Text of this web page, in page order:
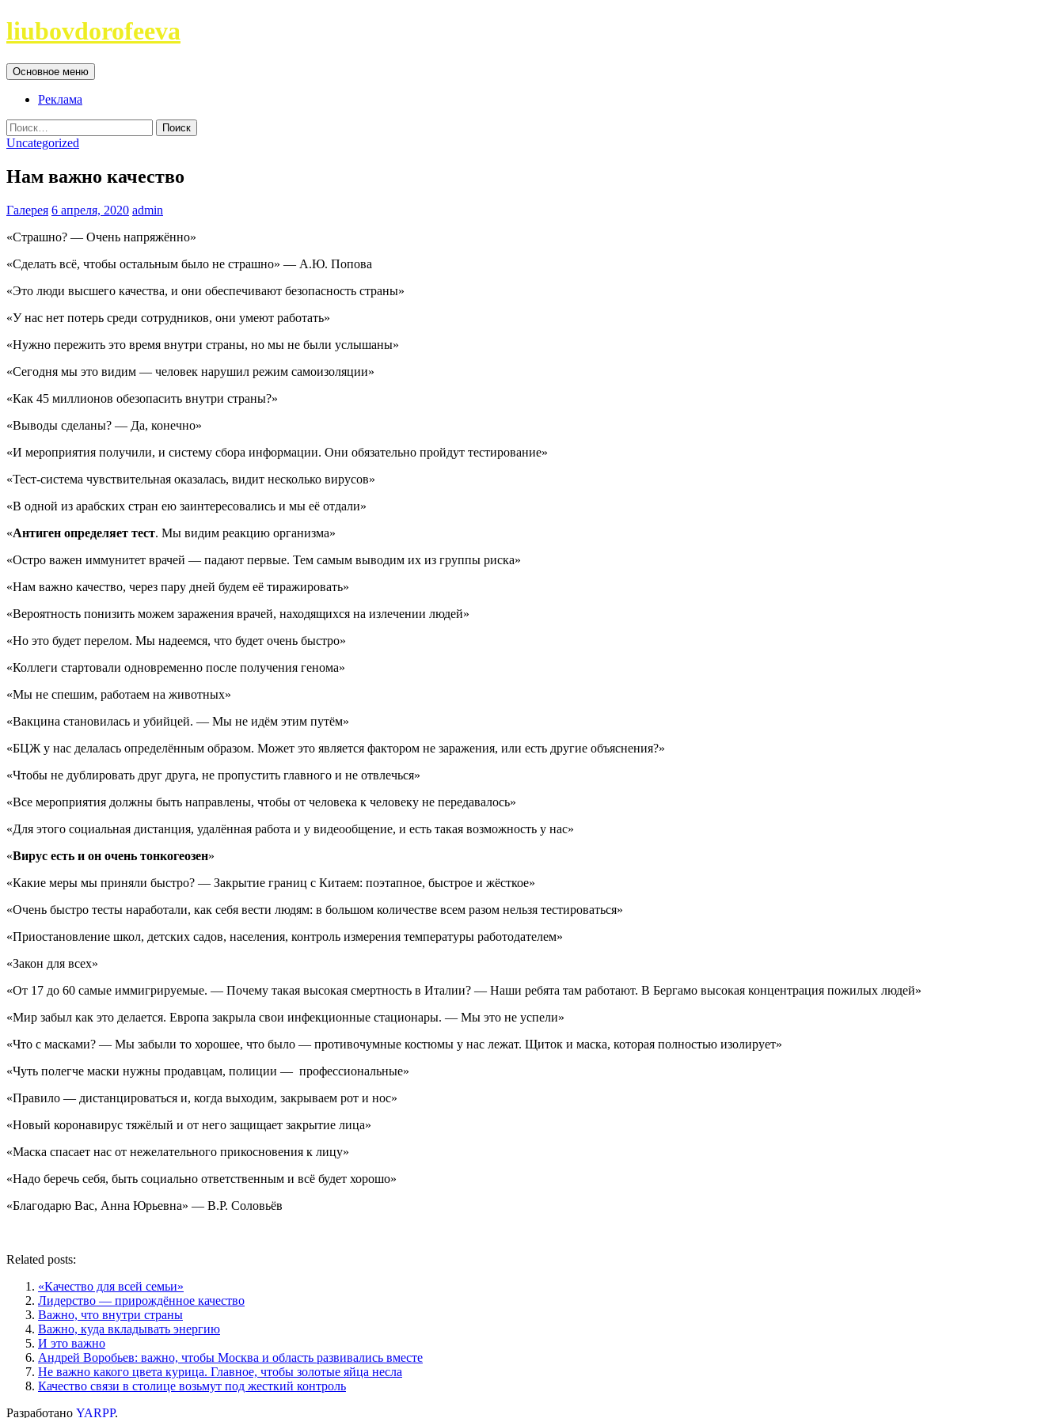
Перейти
к
liubovdorofeeva
Поиск
Основное меню
Реклама
Найти:
Uncategorized
Нам важно качество
Галерея 6 апреля, 2020 admin
«Страшно? — Очень напряжённо»
«Сделать всё, чтобы остальным было не страшно» — А.Ю. Попова
«Это люди высшего качества, и они обеспечивают безопасность страны»
«У нас нет потерь среди сотрудников, они умеют работать»
«Нужно пережить это время внутри страны, но мы не были услышаны»
«Сегодня мы это видим — человек нарушил режим самоизоляции»
«Как 45 миллионов обезопасить внутри страны?»
«Выводы сделаны? — Да, конечно»
«И мероприятия получили, и систему сбора информации. Они обязательно пройдут тестирование»
«Тест-система чувствительная оказалась, видит несколько вирусов»
«В одной из арабских стран ею заинтересовались и мы её отдали»
«Антиген определяет тест. Мы видим реакцию организма»
«Остро важен иммунитет врачей — падают первые. Тем самым выводим их из группы риска»
«Нам важно качество, через пару дней будем её тиражировать»
«Вероятность понизить можем заражения врачей, находящихся на излечении людей»
«Но это будет перелом. Мы надеемся, что будет очень быстро»
«Коллеги стартовали одновременно после получения генома»
«Мы не спешим, работаем на животных»
«Вакцина становилась и убийцей. — Мы не идём этим путём»
«БЦЖ у нас делалась определённым образом. Может это является фактором не заражения, или есть другие объяснения?»
«Чтобы не дублировать друг друга, не пропустить главного и не отвлечься»
«Все мероприятия должны быть направлены, чтобы от человека к человеку не передавалось»
«Для этого социальная дистанция, удалённая работа и у видеообщение, и есть такая возможность у нас»
«Вирус есть и он очень тонкогеозен»
«Какие меры мы приняли быстро? — Закрытие границ с Китаем: поэтапное, быстрое и жёсткое»
«Очень быстро тесты наработали, как себя вести людям: в большом количестве всем разом нельзя тестироваться»
«Приостановление школ, детских садов, населения, контроль измерения температуры работодателем»
«Закон для всех»
«От 17 до 60 самые иммигрируемые. — Почему такая высокая смертность в Италии? — Наши ребята там работают. В Бергамо высокая концентрация пожилых людей»
«Мир забыл как это делается. Европа закрыла свои инфекционные стационары. — Мы это не успели»
«Что с масками? — Мы забыли то хорошее, что было — противочумные костюмы у нас лежат. Щиток и маска, которая полностью изолирует»
«Чуть полегче маски нужны продавцам, полиции — профессиональные»
«Правило — дистанцироваться и, когда выходим, закрываем рот и нос»
«Новый коронавирус тяжёлый и от него защищает закрытие лица»
«Маска спасает нас от нежелательного прикосновения к лицу»
«Надо беречь себя, быть социально ответственным и всё будет хорошо»
«Благодарю Вас, Анна Юрьевна» — В.Р. Соловьёв
Related posts:
«Качество для всей семьи»
Лидерство — прирождённое качество
Важно, что внутри страны
Важно, куда вкладывать энергию
И это важно
Андрей Воробьев: важно, чтобы Москва и область развивались вместе
Не важно какого цвета курица. Главное, чтобы золотые яйца несла
Качество связи в столице возьмут под жесткий контроль
Разработано YARPP.